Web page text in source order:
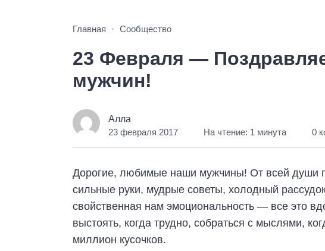
Главная Сообщество
23 Февраля —
мужчин!
Алла
23 февраля 2017 На чтение: 1 минута 0
Дорогие, любимые наши мужчины! От всей души
сильные руки, мудрые советы, холодный
свойственная нам эмоциональность — все это
выстоять, когда трудно, собраться с мыслями,
миллион кусочков.